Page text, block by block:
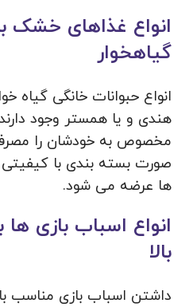
انواع غذاهای خشک
گیاهخوار
انواع حبوانات خانگی گیاه
هندی و یا همستر وجود
مخصوص به خودشان را
صورت بسته بندی با
ها عرضه می شود.
انواع اسباب بازی ها
بالا
داشتن اسباب بازی مناسب